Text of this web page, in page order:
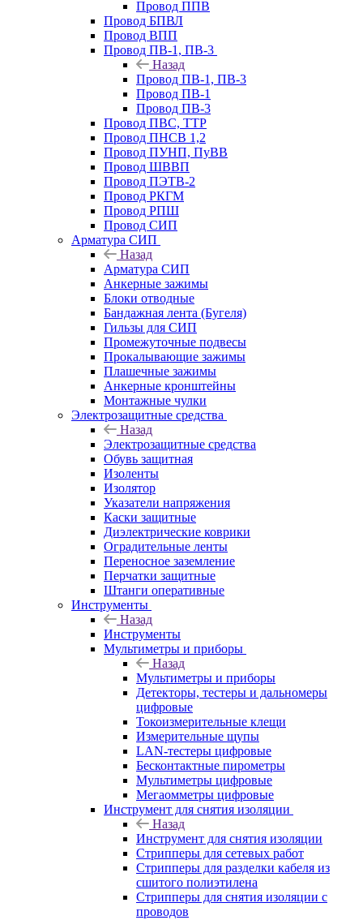
Провод ППВ
Провод БПВЛ
Провод ВПП
Провод ПВ-1, ПВ-3
Назад
Провод ПВ-1, ПВ-3
Провод ПВ-1
Провод ПВ-3
Провод ПВС, ТТР
Провод ПНСВ 1,2
Провод ПУНП, ПуВВ
Провод ШВВП
Провод ПЭТВ-2
Провод РКГМ
Провод РПШ
Провод СИП
Арматура СИП
Назад
Арматура СИП
Анкерные зажимы
Блоки отводные
Бандажная лента (Бугеля)
Гильзы для СИП
Промежуточные подвесы
Прокалывающие зажимы
Плашечные зажимы
Анкерные кронштейны
Монтажные чулки
Электрозащитные средства
Назад
Электрозащитные средства
Обувь защитная
Изоленты
Изолятор
Указатели напряжения
Каски защитные
Диэлектрические коврики
Оградительные ленты
Переносное заземление
Перчатки защитные
Штанги оперативные
Инструменты
Назад
Инструменты
Мультиметры и приборы
Назад
Мультиметры и приборы
Детекторы, тестеры и дальномеры
цифровые
Токоизмерительные клещи
Измерительные щупы
LAN-тестеры цифровые
Бесконтактные пирометры
Мультиметры цифровые
Мегаомметры цифровые
Инструмент для снятия изоляции
Назад
Инструмент для снятия изоляции
Стрипперы для сетевых работ
Стрипперы для разделки кабеля из
сшитого полиэтилена
Cтрипперы для снятия изоляции с
проводов